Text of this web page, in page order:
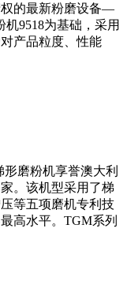
的最新粉磨设备—
9518为基础，采用
产品粒度、性能
磨粉机享誉澳大利
。该机型采用了梯
等五项磨机专利技
高水平。TGM系列